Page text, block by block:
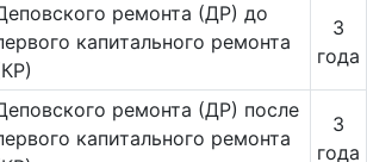
ремонта (ДР) до
капитального ремонта
3
года
ремонта (ДР) после
капитального ремонта
3
года